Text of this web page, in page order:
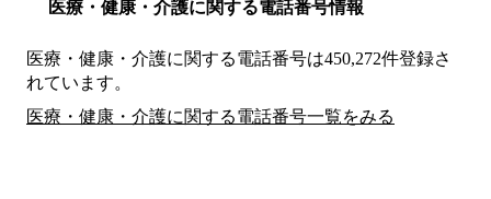
医療・健康・介護に関する電話番号情報
医療・健康・介護に関する電話番号は450,272件登録さ
れています。
医療・健康・介護に関する電話番号一覧をみる